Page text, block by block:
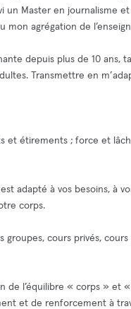
un Master en journalisme
mon agrégation de
depuis plus de 10 ans,
Transmettre en
et étirements ; force et
adapté à vos besoins, à
corps.
groupes, cours privés,
de l’équilibre « corps » et
et de renforcement à